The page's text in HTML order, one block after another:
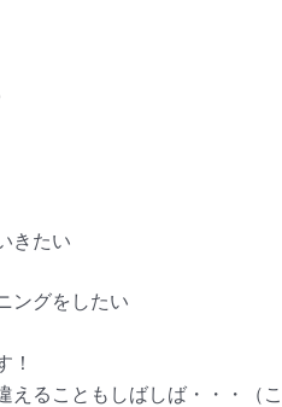
きたい
ングをしたい
！
ることもしばしば・・・（